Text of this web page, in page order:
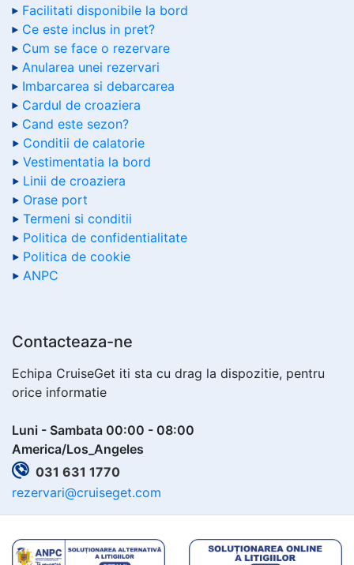
Facilitati disponibile la bord
Ce este inclus in pret?
Cum se face o rezervare
Anularea unei rezervari
Imbarcarea si debarcarea
Cardul de croaziera
Cand este sezon?
Conditii de calatorie
Vestimentatia la bord
Linii de croaziera
Orase port
Termeni si conditii
Politica de confidentialitate
Politica de cookie
ANPC
Contacteaza-ne
Echipa CruiseGet iti sta cu drag la dispozitie, pentru
orice informatie
Luni - Sambata 00:00 - 08:00
America/Los_Angeles
031 631 1770
rezervari@cruiseget.com